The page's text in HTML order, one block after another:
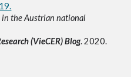
in the Austrian national
(VieCER) Blog. 2020.